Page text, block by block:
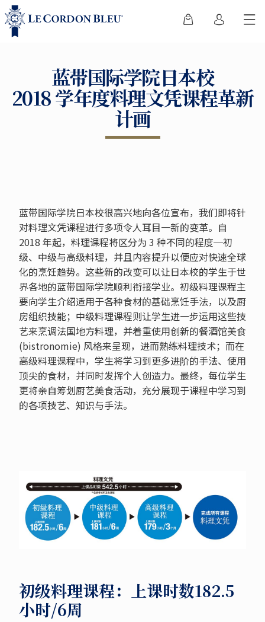
蓝带国际学院日本校
2018 学年度料理文凭课程革新
计画
蓝带国际学院日本校很高兴地向各位宣布，我们即将针
对料理文凭课程进行多项令人耳目一新的变革。自
2018 年起，料理课程将区分为 3 种不同的程度─初
级、中级与高级料理，并且内容提升以便应对快速全球
化的烹饪趋势。这些新的改变可以让日本校的学生于世
界各地的蓝带国际学院顺利衔接学业。初级料理课程主
要向学生介绍适用于各种食材的基础烹饪手法，以及厨
房组织技能；中级料理课程则让学生进一步运用这些技
艺来烹调法国地方料理，并着重使用创新的餐酒馆美食
(bistronomie) 风格来呈现，进而熟练料理技术；而在
高级料理课程中，学生将学习到更多进阶的手法、使用
顶尖的食材，并同时发挥个人创造力。最终，每位学生
更将亲自筹划厨艺美食活动，充分展现于课程中学习到
的各项技艺、知识与手法。
初级料理课程：上课时数182.5
小时/6周